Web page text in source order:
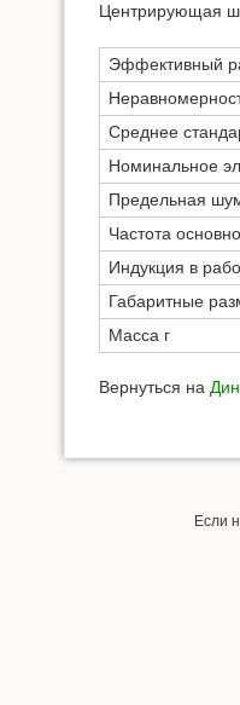
Центрирующая
Эффективный
Среднее
Номинальное
Предельная
Частота
Индукция в
Габаритные
Масса г
Вернуться на
Если